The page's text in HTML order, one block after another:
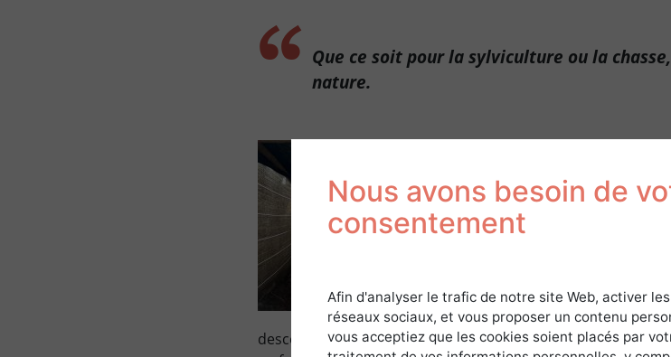
Que ce soit pour la sylviculture ou la
nature.
De la cabane partent plusieurs «
peuvent être creusés dans le sol,
la palombe) de se déplacer dans le
haut des Pins et de pouvoir les
d’environ 12 mètres par 5 mètres, et
tendu de chaque côté un filet. Le but
descendre les palombes sur le sol afin de les attraper et là
Nous avons besoin de
consentement
Afin d'analyser le trafic de notre site Web, activer
réseaux sociaux, et vous proposer un contenu
vous acceptiez que les cookies soient placés par